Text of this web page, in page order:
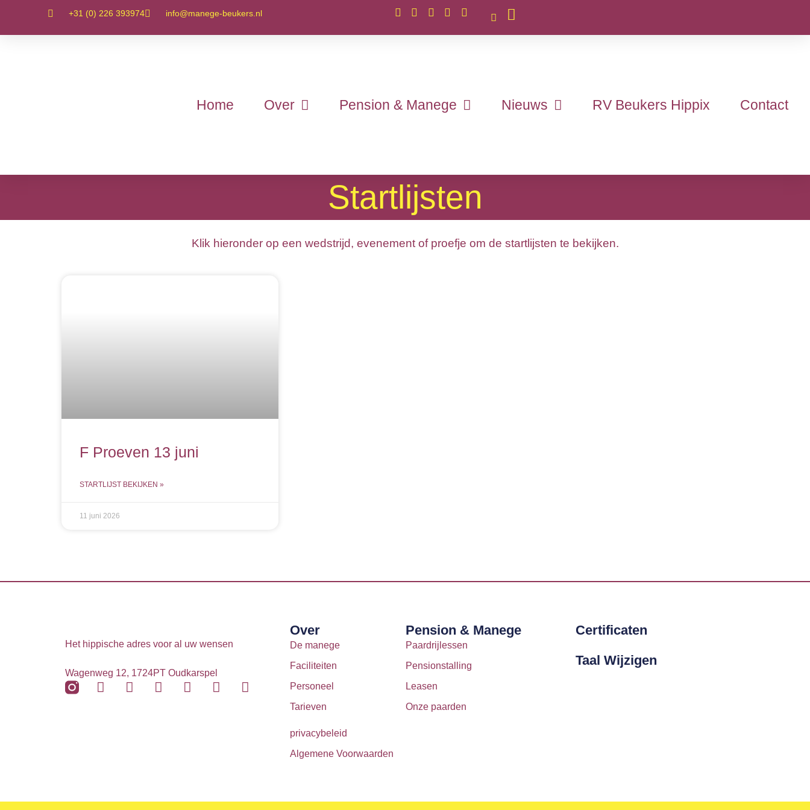
+31 (0) 226 393974 info@manege-beukers.nl
Home Over Pension & Manege Nieuws RV Beukers Hippix Contact
Startlijsten
Klik hieronder op een wedstrijd, evenement of proefje om de startlijsten te bekijken.
F Proeven 13 juni
STARTLIJST BEKIJKEN »
11 juni 2026
Het hippische adres voor al uw wensen
Wagenweg 12, 1724PT Oudkarspel
Over
De manege
Faciliteiten
Personeel
Tarieven
privacybeleid
Algemene Voorwaarden
Pension & Manege
Paardrijlessen
Pensionstalling
Leasen
Onze paarden
Certificaten
Taal Wijzigen